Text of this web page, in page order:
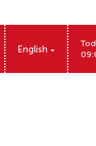
English